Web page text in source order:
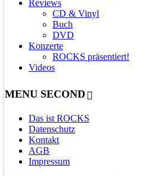
Reviews
CD & Vinyl
Buch
DVD
Konzerte
ROCKS präsentiert!
Videos
MENU SECOND
Das ist ROCKS
Datenschutz
Kontakt
AGB
Impressum